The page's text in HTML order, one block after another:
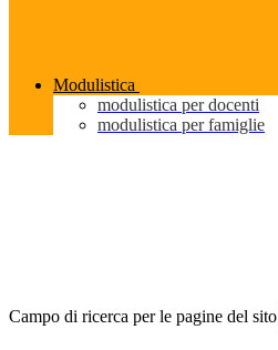
Modulistica
modulistica per docenti
modulistica per famiglie
Campo di ricerca per le pagine del sito